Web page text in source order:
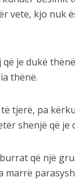
vete, kjo nuk
je dukë
thënë.
tjerë, pa
shenjë që je
që një